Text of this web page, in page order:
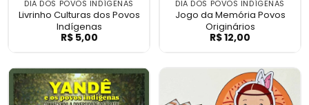
DIA DOS POVOS INDÍGENAS
Livrinho Culturas dos Povos
Indígenas
Livrinho Culturas dos Povos Indígenas
R$5,00
DIA DOS POVOS INDÍGENAS
Jogo da Memória Povos
Originários
Jogo da
R$12,00